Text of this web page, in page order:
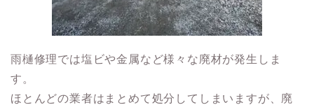
雨樋修理では塩ビや金属など様々な廃材が発生しま
す。
ほとんどの業者はまとめて処分してしまいますが、廃